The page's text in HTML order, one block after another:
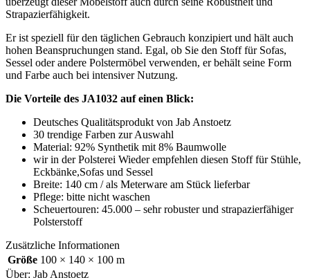
Strapazierfähigkeit.
Er ist speziell für den täglichen Gebrauch konzipiert und hält auch
hohen Beanspruchungen stand. Egal, ob Sie den Stoff für Sofas,
Sessel oder andere Polstermöbel verwenden, er behält seine Form
und Farbe auch bei intensiver Nutzung.
Die Vorteile des JA1032 auf einen Blick:
Deutsches Qualitätsprodukt von Jab Anstoetz
30 trendige Farben zur Auswahl
Material: 92% Synthetik mit 8% Baumwolle
wir in der Polsterei Wieder empfehlen diesen Stoff für Stühle,
Eckbänke,Sofas und Sessel
Breite: 140 cm / als Meterware am Stück lieferbar
Pflege: bitte nicht waschen
Scheuertouren: 45.000 – sehr robuster und strapazierfähiger
Polsterstoff
Zusätzliche Informationen
Größe 100 × 140 × 100 m
Über: Jab Anstoetz